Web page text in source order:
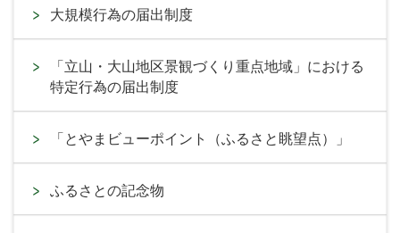
大規模行為の届出制度
「立山・大山地区景観づくり重点地域」における
特定行為の届出制度
「とやまビューポイント（ふるさと眺望点）」
ふるさとの記念物